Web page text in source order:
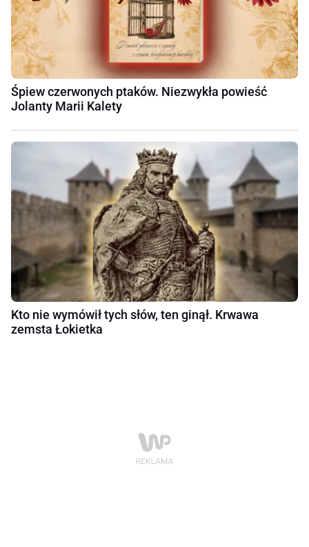
Śpiew czerwonych ptaków. Niezwykła powieść
Jolanty Marii Kalety
Kto nie wymówił tych słów, ten ginął. Krwawa
zemsta Łokietka